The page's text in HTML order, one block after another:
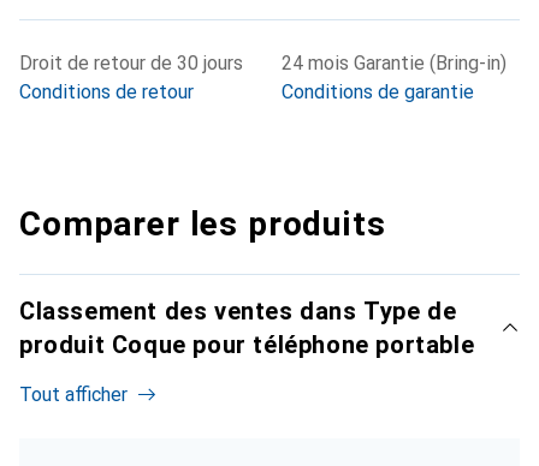
Droit de retour de 30 jours
Conditions de retour
24 mois Garantie (Bring-in)
Conditions de garantie
Comparer les produits
Classement des ventes dans Type de
produit Coque pour téléphone portable
Tout afficher